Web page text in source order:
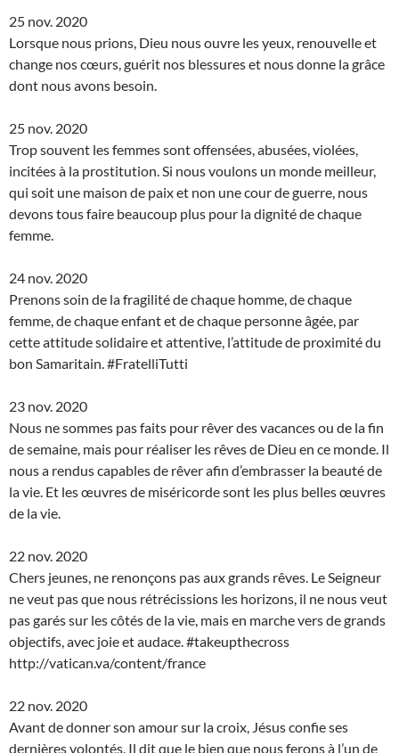
25 nov. 2020
Lorsque nous prions, Dieu nous ouvre les yeux, renouvelle et
change nos cœurs, guérit nos blessures et nous donne la grâce
dont nous avons besoin.
25 nov. 2020
Trop souvent les femmes sont offensées, abusées, violées,
incitées à la prostitution. Si nous voulons un monde meilleur,
qui soit une maison de paix et non une cour de guerre, nous
devons tous faire beaucoup plus pour la dignité de chaque
femme.
24 nov. 2020
Prenons soin de la fragilité de chaque homme, de chaque
femme, de chaque enfant et de chaque personne âgée, par
cette attitude solidaire et attentive, l’attitude de proximité du
bon Samaritain. #FratelliTutti
23 nov. 2020
Nous ne sommes pas faits pour rêver des vacances ou de la fin
de semaine, mais pour réaliser les rêves de Dieu en ce monde. Il
nous a rendus capables de rêver afin d’embrasser la beauté de
la vie. Et les œuvres de miséricorde sont les plus belles œuvres
de la vie.
22 nov. 2020
Chers jeunes, ne renonçons pas aux grands rêves. Le Seigneur
ne veut pas que nous rétrécissions les horizons, il ne nous veut
pas garés sur les côtés de la vie, mais en marche vers de grands
objectifs, avec joie et audace. #takeupthecross
http://vatican.va/content/france
22 nov. 2020
Avant de donner son amour sur la croix, Jésus confie ses
dernières volontés. Il dit que le bien que nous ferons à l’un de